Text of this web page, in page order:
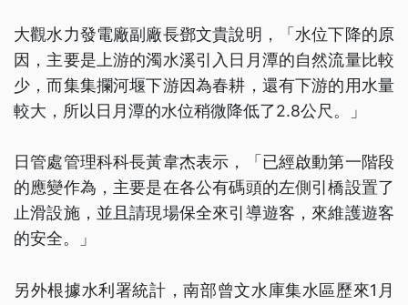
大觀水力發電廠副廠長鄧文貴說明，「水位下降的原
因，主要是上游的濁水溪引入日月潭的自然流量比較
少，而集集攔河堰下游因為春耕，還有下游的用水量
較大，所以日月潭的水位稍微降低了2.8公尺。」
日管處管理科科長黃韋杰表示，「已經啟動第一階段
的應變作為，主要是在各公有碼頭的左側引橋設置了
止滑設施，並且請現場保全來引導遊客，來維護遊客
的安全。」
另外根據水利署統計，南部曾文水庫集水區歷來1月